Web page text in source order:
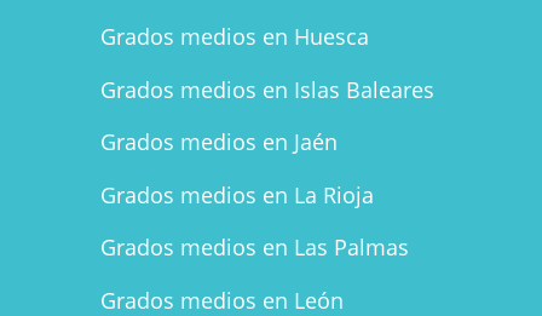
Grados medios en Huesca
Grados medios en Islas Baleares
Grados medios en Jaén
Grados medios en La Rioja
Grados medios en Las Palmas
Grados medios en León